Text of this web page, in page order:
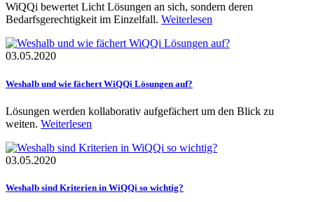
WiQQi bewertet Licht Lösungen an sich, sondern deren
Bedarfsgerechtigkeit im Einzelfall.​ Weiterlesen
03.05.2020
Weshalb und wie fächert WiQQi Lösungen auf?
Lösungen werden kollaborativ aufgefächert um den Blick zu
weiten. Weiterlesen
03.05.2020
Weshalb sind Kriterien in WiQQi so wichtig?